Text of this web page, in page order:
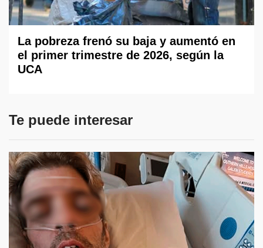
La pobreza frenó su baja y aumentó en
el primer trimestre de 2026, según la
UCA
Te puede interesar